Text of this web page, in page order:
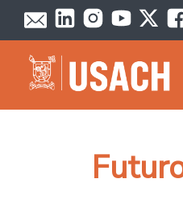
Pasar al contenido principal